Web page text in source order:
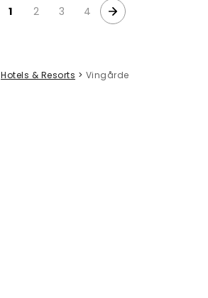
1 2 3 4
Hotels & Resorts > Vingårde